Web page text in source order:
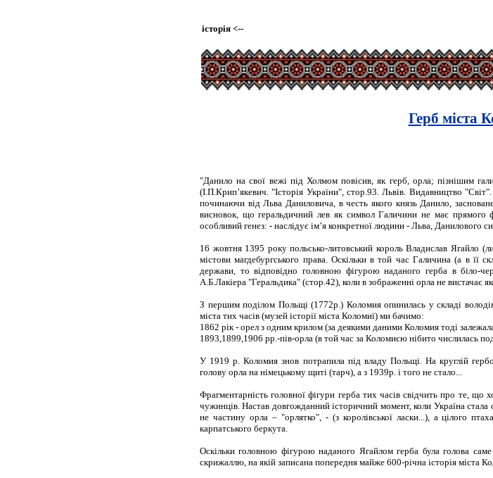
історія <--
Герб міста
"Данило на свої вежі під Холмом повісив, як герб, орла; пізнішим
(І.П.Крип’якевич. "Історія України", стор.93. Львів. Видавництво
починаючи від Льва Даниловича, в честь якого князь Данило,
висновок, що геральдичний лев як символ Галичини не має прямого
особливий генез: - наслідує ім’я конкретної людини - Льва, Данилового
16 жовтня 1395 року польсько-литовський король Владислав Ягайло
містови магдебургського права. Оскільки в той час Галичина (а в її
держави, то відповідно головною фігурою наданого герба в біло-
А.Б.Лакіера "Геральдика" (стор.42), коли в зображенні орла не вистачає
З першим поділом Польщі (1772р.) Коломия опинилась у складі
міста тих часів (музей історії міста Коломиї) ми бачимо:
1862 рік - орел з одним крилом (за деякими даними Коломия тоді
1893,1899,1906 рр.-пів-орла (в той час за Коломиєю нібито числилась
У 1919 р. Коломия знов потрапила під владу Польщі. На круглій
голову орла на німецькому щиті (тарч), а з 1939р. і того не стало...
Фрагментарність головної фігури герба тих часів свідчить про те, що
чужинців. Настав довгожданний історичний момент, коли Україна
не частину орла – "орлятко", - (з королівської ласки...), а цілого
карпатського беркута.
Оскільки головною фігурою наданого Ягайлом герба була голова
скрижаллю, на якій записана попередня майже 600-річна історія міста